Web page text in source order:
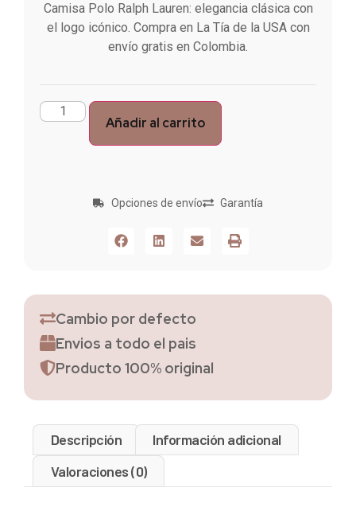
Camisa Polo Ralph Lauren: elegancia clásica con
el logo icónico. Compra en La Tía de la USA con
envío gratis en Colombia.
Añadir al carrito
Opciones de envío Garantía
Cambio por defecto
Envios a todo el pais
Producto 100% original
Descripción
Información adicional
Valoraciones (0)